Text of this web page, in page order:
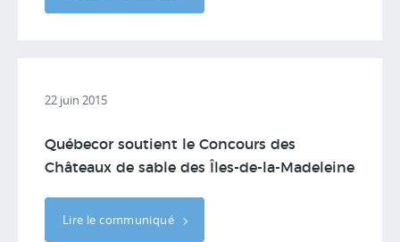
22 juin 2015
Québecor soutient le Concours des
Châteaux de sable des Îles-de-la-Madeleine
Lire le communiqué